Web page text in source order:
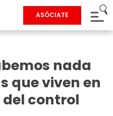
ASÓCIATE
nada
que viven en
control